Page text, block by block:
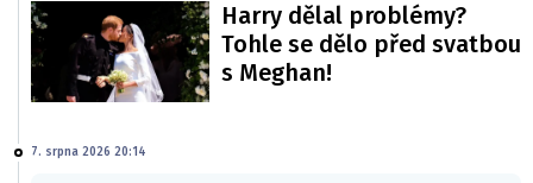
Harry dělal problémy?
Tohle se dělo před svatbou
s Meghan!
7. srpna 2026 20:14